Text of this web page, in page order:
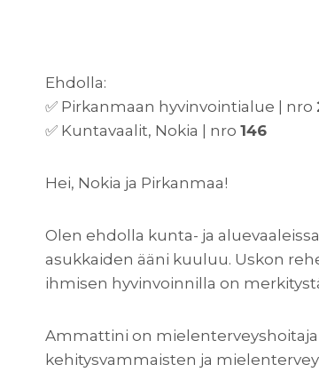
Ehdolla:
✅ Pirkanmaan hyvinvointialue | nro
✅ Kuntavaalit, Nokia | nro 146
Hei, Nokia ja Pirkanmaa!
Olen ehdolla kunta- ja
asukkaiden ääni kuuluu. Uskon
ihmisen hyvinvoinnilla on
Ammattini on
kehitysvammaisten ja